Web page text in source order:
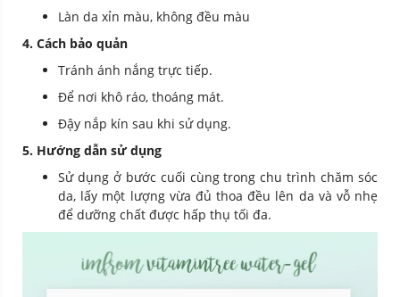
Làn da xỉn màu, không đều màu
4. Cách bảo quản
Tránh ánh nắng trực tiếp.
Để nơi khô ráo, thoáng mát.
Đậy nắp kín sau khi sử dụng.
5. Hướng dẫn sử dụng
Sử dụng ở bước cuối cùng trong chu trình chăm sóc
da, lấy một lượng vừa đủ thoa đều lên da và vỗ nhẹ
để dưỡng chất được hấp thụ tối đa.